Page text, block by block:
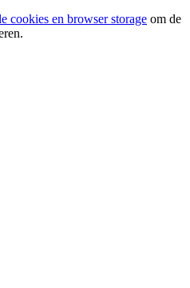
cookies en browser storage om de